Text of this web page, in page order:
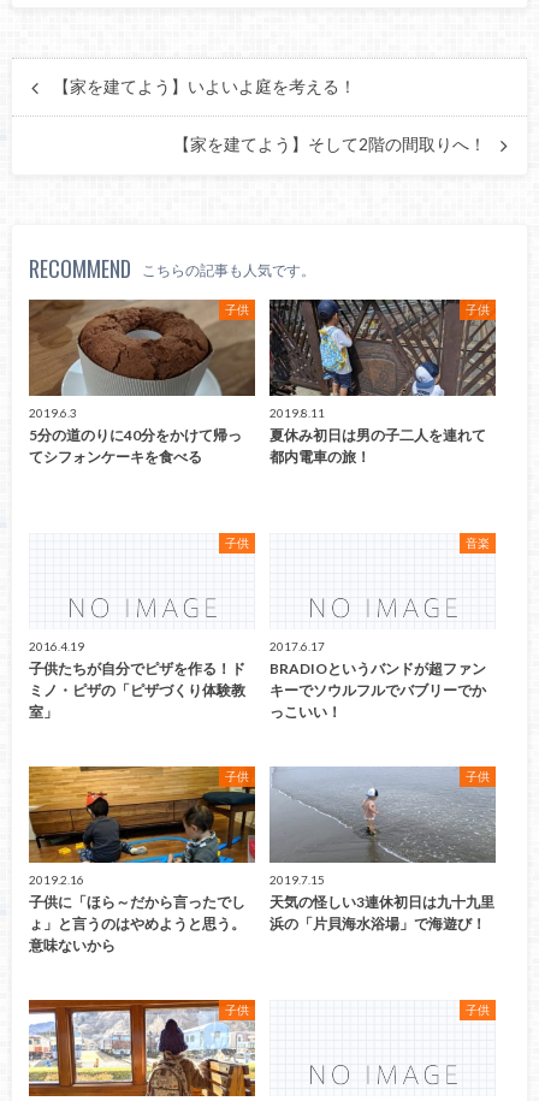
【家を建てよう】いよいよ庭を考える！
【家を建てよう】そして2階の間取りへ！
RECOMMEND こちらの記事も人気です。
子供
2019.6.3
5分の道のりに40分をかけて帰っ
てシフォンケーキを食べる
子供
2019.8.11
夏休み初日は男の子二人を連れて
都内電車の旅！
子供
2016.4.19
子供たちが自分でピザを作る！ド
ミノ・ピザの「ピザづくり体験教
室」
音楽
2017.6.17
BRADIOというバンドが超ファン
キーでソウルフルでバブリーでか
っこいい！
子供
2019.2.16
子供に「ほら～だから言ったでし
ょ」と言うのはやめようと思う。
意味ないから
子供
2019.7.15
天気の怪しい3連休初日は九十九里
浜の「片貝海水浴場」で海遊び！
子供 子供